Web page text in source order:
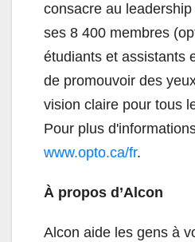
consacre au
ses 8 400 membres
étudiants et assistants
de promouvoir des
vision claire pour tous
Pour plus
www.opto.ca/fr.
À propos d’Alcon
Alcon aide les gens à